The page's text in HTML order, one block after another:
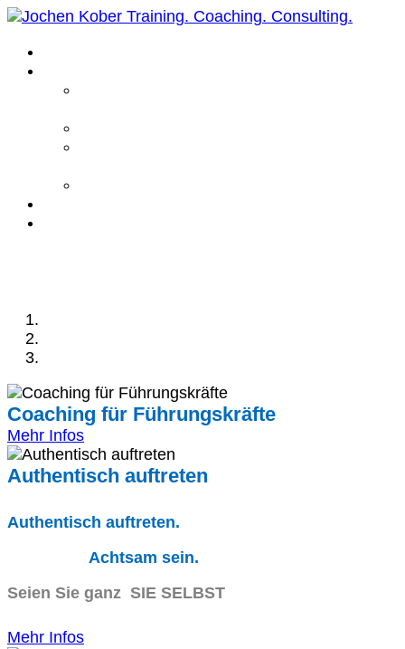
Coaching für Führungskräfte
Mehr Infos
Authentisch auftreten
Authentisch auftreten.
Achtsam sein.
Seien Sie ganz SIE SELBST
Mehr Infos